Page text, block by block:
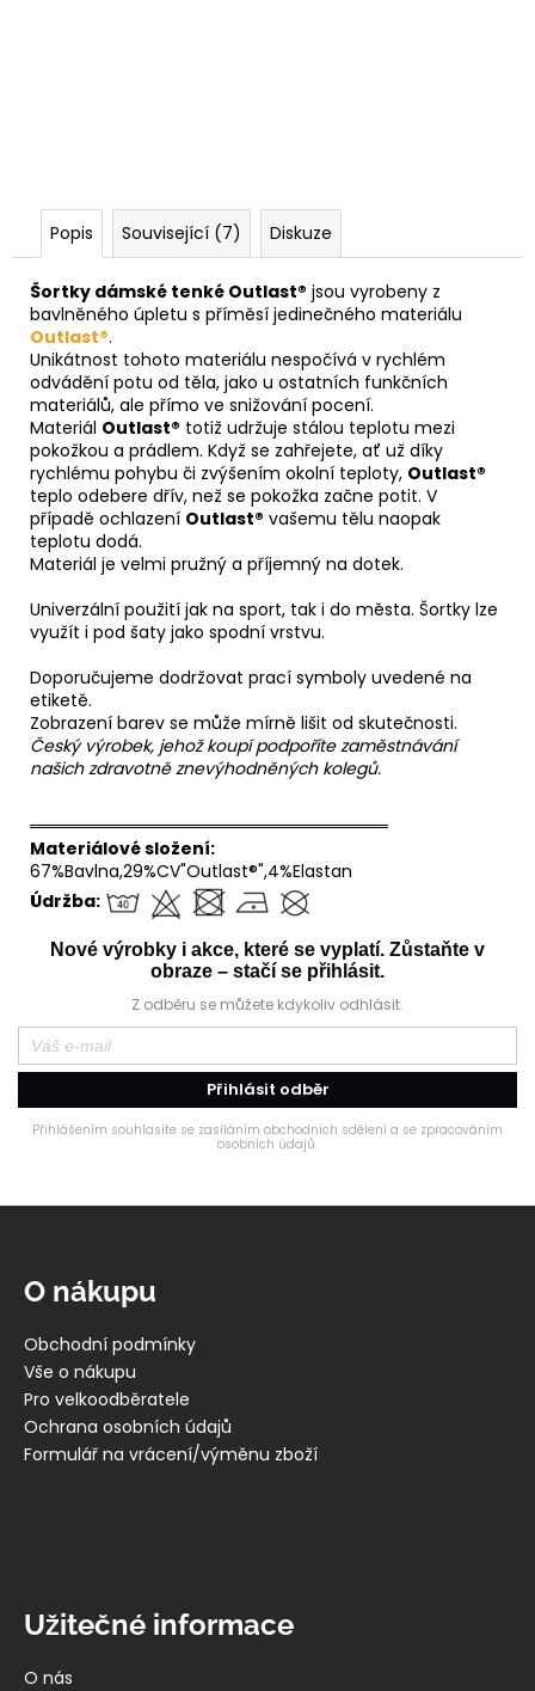
Popis Související (7) Diskuze
Šortky dámské tenké Outlast® jsou vyrobeny z
bavlněného úpletu s příměsí jedinečného materiálu
Outlast®.
Unikátnost tohoto materiálu nespočívá v rychlém
odvádění potu od těla, jako u ostatních funkčních
materiálů, ale přímo ve snižování pocení.
Materiál Outlast® totiž udržuje stálou teplotu mezi
pokožkou a prádlem. Když se zahřejete, ať už díky
rychlému pohybu či zvýšením okolní teploty, Outlast®
teplo odebere dřív, než se pokožka začne potit. V
případě ochlazení Outlast® vašemu tělu naopak
teplotu dodá.
Materiál je velmi pružný a příjemný na dotek.
Univerzální použití jak na sport, tak i do města. Šortky lze
využít i pod šaty jako spodní vrstvu.
Doporučujeme dodržovat prací symboly uvedené na
etiketě.
Zobrazení barev se může mírně lišit od skutečnosti.
Český výrobek, jehož koupí podpoříte zaměstnávání
našich zdravotně znevýhodněných kolegů.
══════════════════════════════
Materiálové složení:
67%Bavlna,29%CV"Outlast®",4%Elastan
Údržba:
Nové výrobky i akce, které se vyplatí. Zůstaňte v
obraze – stačí se přihlásit.
Z odběru se můžete kdykoliv odhlásit.
Přihlásit odběr
Přihlášením souhlasíte se zasíláním obchodních sdělení a se zpracováním
osobních údajů.
O nákupu
Obchodní podmínky
Vše o nákupu
Pro velkoodběratele
Ochrana osobních údajů
Formulář na vrácení/výměnu zboží
Užitečné informace
O nás